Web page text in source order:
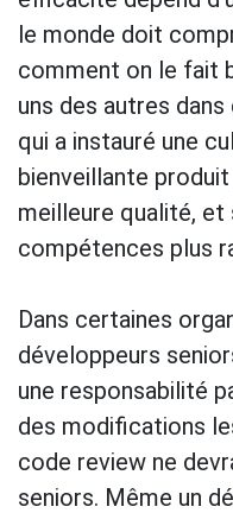
le monde doit
comment on le fait
uns des autres
qui a instauré une
bienveillante
meilleure qualité,
compétences plus
Dans certaines
développeurs
une responsabilité
des modifications
code review ne
seniors. Même un